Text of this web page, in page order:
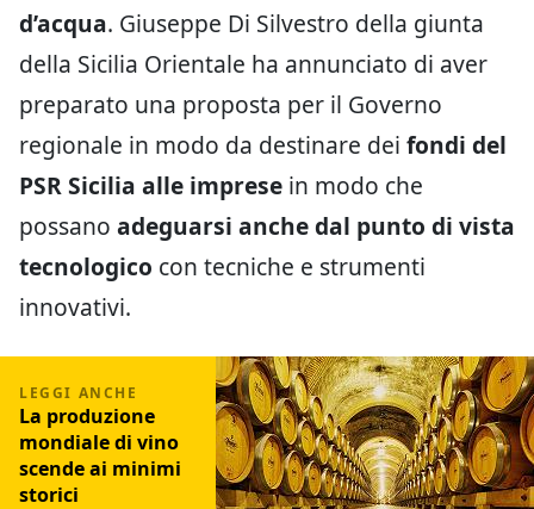
d’acqua. Giuseppe Di Silvestro della giunta
della Sicilia Orientale ha annunciato di aver
preparato una proposta per il Governo
regionale in modo da destinare dei fondi del
PSR Sicilia alle imprese in modo che
possano adeguarsi anche dal punto di vista
tecnologico con tecniche e strumenti
innovativi.
La produzione
mondiale di vino
scende ai minimi
storici